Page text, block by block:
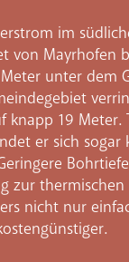
im
von Mayrhofen
unter dem
knapp 19 Meter.
er sich
zur
nicht nur